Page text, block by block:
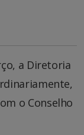
a Diretoria
o Conselho